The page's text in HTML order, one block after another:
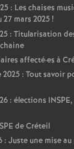
: Les chaises
mars 2025!
: Titularisation
affecté·es à
: Tout savoir
: élections INSPE
de Créteil
: Juste une mise